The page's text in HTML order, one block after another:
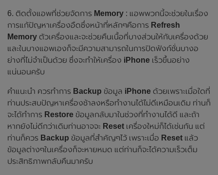
6. ติดตั้งแอพที่ช่วยจัดการ Memory : แอพพวกนี้จะช่วยในเรื่อง
การแก้ปัญหาเครื่องอืดซึ่งหน้าที่หลักๆคือการ Refresh
Memory ตัวเครื่องและจะช่วยคืนเนื้อที่บางส่วนให้กับเครื่องด้วย
และในบางแอพเองก็จะมีความสามารถในการปิดฟังก์ชั่นบางอ
ย่างที่ไม่จำเป็นด้วย ซึ่งจะทำให้เครื่อง iPhone เร็วขึ้นอย่าง
แน่นอนครับ
คำแนะนำ ควรทำการ Backup ข้อมูล iPhone ด้วยเพราะเมื่อใดที่
ท่านประสบปัญหาเครื่องช้าลงหรือทำงานได้ไม่ดีเหมือนเดิม ท่านก็
จะได้ทำการ Restore ข้อมูลกลับมาในช่วงที่ทำงานได้ดี และถ้า
หากยังไม่ดีกว่าเดิมท่านอาจจะ Reset เครื่องใหม่ก็ได้เช่นกัน แต่
ท่านก็ควร Backup ข้อมูลที่สำคัญๆไว้ เพราะเมื่อ Reset แล้ว
ข้อมูลต่างๆในเครื่องก็จะหายหมด แต่ท่านก็จะได้ความเร็วเต็ม
ประสิทธิภาพกลับคืนมาครับ